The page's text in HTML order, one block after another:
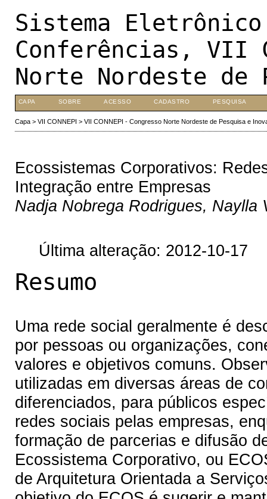
Sistema
Conferências, VII
Norte Nordeste de
CAPA SOBRE ACESSO CADASTRO PESQUISA
Capa> VII CONNEPI > VII CONNEPI - Congresso Norte Nordeste de Pesquisa e
Ecossistemas Corporativos:
Integração entre Empresas
Nadja Nobrega Rodrigues, Naylla
Última alteração: 2012-10-17
Resumo
Uma rede social geralmente é
por pessoas ou organizações,
valores e objetivos comuns.
utilizadas em diversas áreas de
diferenciados, para públicos
redes sociais pelas empresas,
formação de parcerias e difusão
Ecossistema Corporativo, ou
de Arquitetura Orientada a